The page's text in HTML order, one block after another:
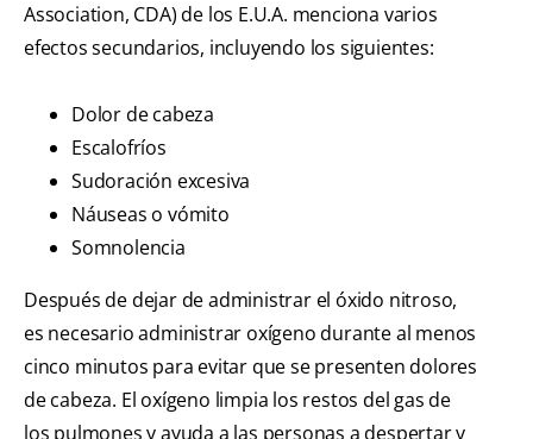
Association, CDA) de los E.U.A. menciona varios
efectos secundarios, incluyendo los siguientes:
Dolor de cabeza
Escalofríos
Sudoración excesiva
Náuseas o vómito
Somnolencia
Después de dejar de administrar el óxido nitroso,
es necesario administrar oxígeno durante al menos
cinco minutos para evitar que se presenten dolores
de cabeza. El oxígeno limpia los restos del gas de
los pulmones y ayuda a las personas a despertar y